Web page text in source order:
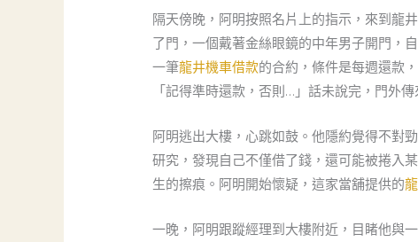
隔天傍晚，阿明按照名片上的指示，來到龍
了門，一個戴著金絲眼鏡的中年男子開門，
一筆龍井機車借款的合約，條件是每週還款
「記得準時還款，否則…」話未說完，門外
阿明逃出大樓，心跳如鼓。他隱約覺得不對
研究，發現自己不僅借了錢，還可能被捲入
生的擦痕。阿明開始懷疑，這家當舖提供的
一晚，阿明跟蹤經理到大樓附近，目睹他與